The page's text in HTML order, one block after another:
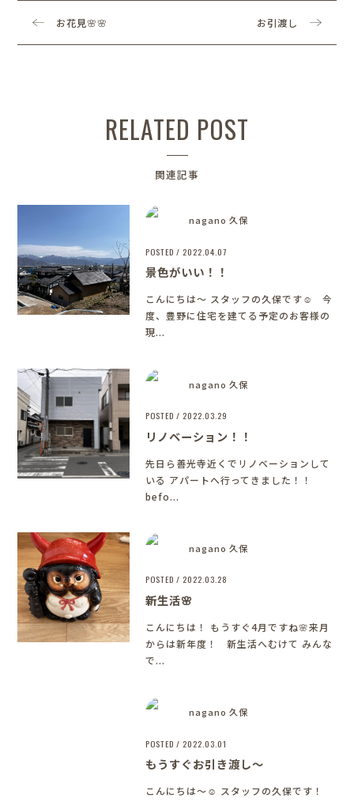
お花見🌸🌸 お引渡し
RELATED POST
関連記事
nagano 久保
POSTED / 2022.04.07
景色がいい！！
こんにちは～ スタッフの久保です☺ 今
度、豊野に住宅を建てる予定のお客様の
現...
nagano 久保
POSTED / 2022.03.29
リノベーション！！
先日ら善光寺近くでリノベーションして
いる アパートへ行ってきました！！
befo...
nagano 久保
POSTED / 2022.03.28
新生活🌸
こんにちは！ もうすぐ4月ですね🌸来月
からは新年度！ 新生活へむけて みんな
で...
nagano 久保
POSTED / 2022.03.01
もうすぐお引き渡し～
こんにちは～☺ スタッフの久保です！